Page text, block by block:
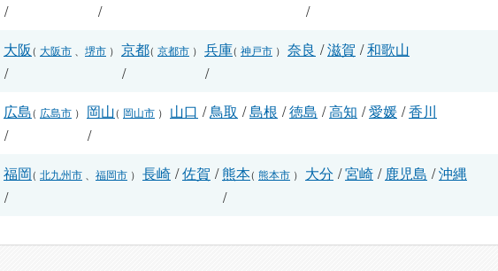
/ / /
大阪（ 大阪市 堺市 ）
/
京都（ 京都市 ）
/
兵庫（ 神戸市 ）
/
奈良 /滋賀 /和歌山
広島（ 広島市 ）
/
岡山（ 岡山市 ）
/
山口 /鳥取 /島根 /徳島 /高知 /愛媛 /香川
福岡（ 北九州市 福岡市 ）
/
長崎 /佐賀 /熊本（ 熊本市 ）
/
大分 /宮崎 / 鹿児島 /沖縄